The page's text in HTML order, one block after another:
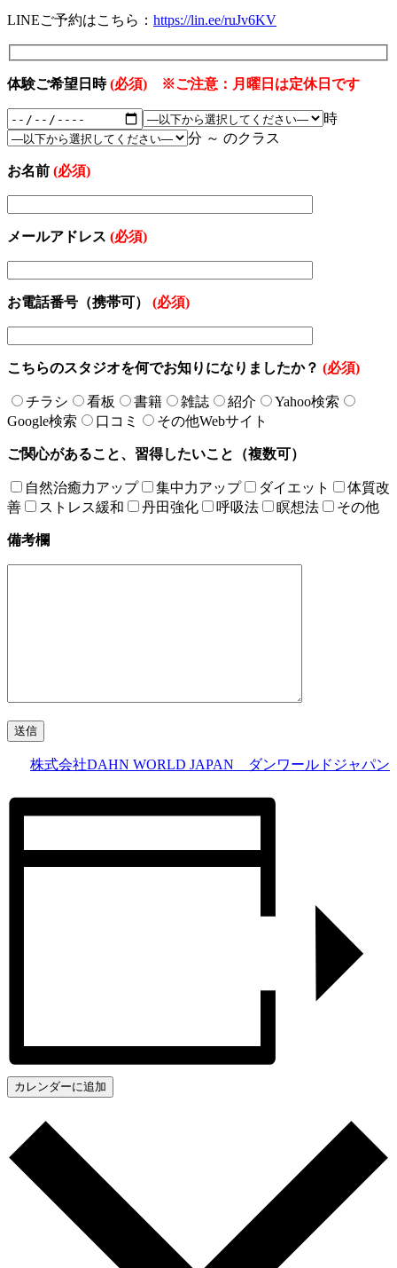
LINEご予約はこちら： https://lin.ee/ruJv6KV
体験ご希望日時(必須) ※ご注意：月曜日は定休日です
時
分 ～ のクラス
お名前 (必須)
メールアドレス (必須)
お電話番号（携帯可） (必須)
こちらのスタジオを何でお知りになりましたか？ (必須)
チラシ 看板 書籍 雑誌 紹介
Yahoo検索
Google検索
口コミ その他Webサイト
ご関心があること、習得したいこと（複数可）
自然治癒力アップ 集中力アップ ダイエット
体質改
善
ストレス緩和 丹田強化 呼吸法 瞑想法 その他
備考欄
株式会社DAHN WORLD JAPAN ダンワールドジャパン
カレンダーに追加